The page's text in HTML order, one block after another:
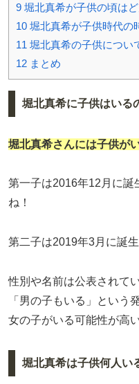
9 堀北真希が子供の頃は
10 堀北真希が子供時代の
11 堀北真希の子供につい
12 まとめ
堀北真希に子供はいる
堀北真希さんには子供がい
第一子は2016年12月に誕
ね！
第二子は2019年3月に誕
性別や名前は公表されて
「男の子もいる」という
女の子がいる可能性が高い
堀北真希は子供何人い